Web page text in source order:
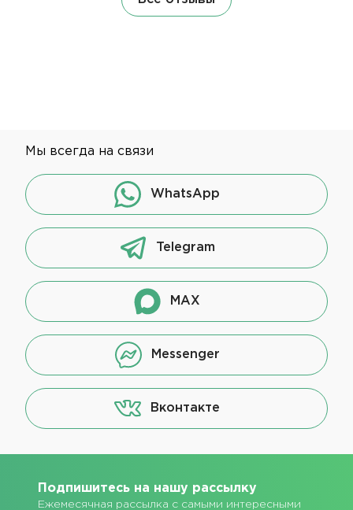
Мы всегда на связи
WhatsApp
Telegram
MAX
Messenger
Вконтакте
Подпишитесь на нашу рассылку
Ежемесячная рассылка с самыми интересными